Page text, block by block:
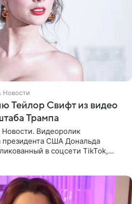
Тейлор Свифт из видео
Трампа
Видеоролик
президента США Дональда
в соцсети TikTok,